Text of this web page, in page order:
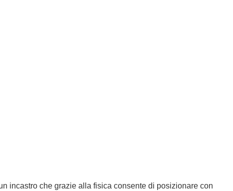
incastro che grazie alla fisica consente di posizionare con